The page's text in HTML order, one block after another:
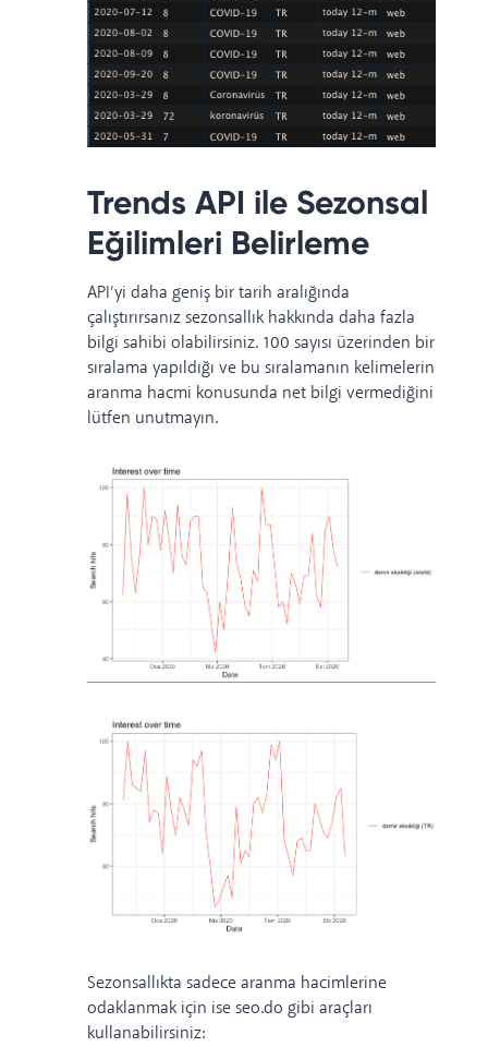
Trends API ile Sezonsal
Eğilimleri Belirleme
API’yi daha geniş bir tarih aralığında
çalıştırırsanız sezonsallık hakkında daha fazla
bilgi sahibi olabilirsiniz. 100 sayısı üzerinden bir
sıralama yapıldığı ve bu sıralamanın kelimelerin
aranma hacmi konusunda net bilgi vermediğini
lütfen unutmayın.
Sezonsallıkta sadece aranma hacimlerine
odaklanmak için iseseo.do gibi araçları
kullanabilirsiniz: